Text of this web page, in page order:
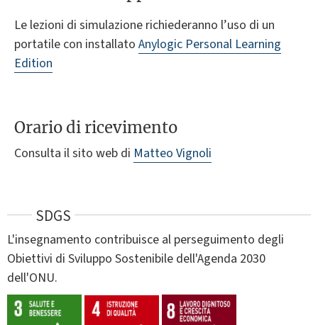
Le lezioni di simulazione richiederanno l’uso di un
portatile con installato Anylogic Personal Learning
Edition
Orario di ricevimento
Consulta il sito web di Matteo Vignoli
SDGS
L'insegnamento contribuisce al perseguimento degli
Obiettivi di Sviluppo Sostenibile dell'Agenda 2030
dell'ONU.